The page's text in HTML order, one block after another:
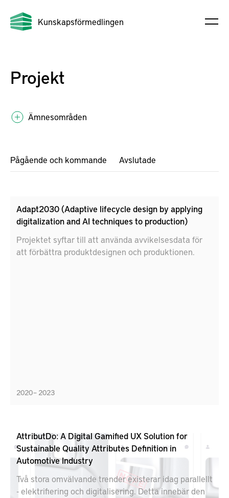
Kunskapsförmedlingen
Projekt
Ämnesområden
Pågående och kommande Avslutade
Adapt2030 (Adaptive lifecycle design by applying
digitalization and AI techniques to production)
Projektet syftar till att använda avvikelsesdata för
att förbättra produktdesignen och produktionen.
2020 – 2023
AttributDo: A Digital Gamified UX Solution for
Sustainable Quality Attributes Definition in
Automotive Industry
Två stora omvälvande trender existerar idag parallellt
- elektrifiering och digitalisering. Detta innebär den